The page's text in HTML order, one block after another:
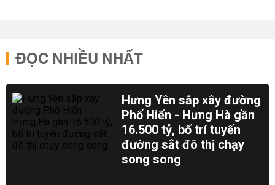
ĐỌC NHIỀU NHẤT
Hưng Yên sắp xây đường
Phố Hiến - Hưng Hà gần
16.500 tỷ, bố trí tuyến
đường sắt đô thị chạy
song song